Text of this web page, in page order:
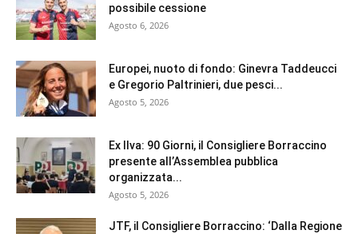
possibile cessione
Agosto 6, 2026
Europei, nuoto di fondo: Ginevra Taddeucci
e Gregorio Paltrinieri, due pesci...
Agosto 5, 2026
Ex Ilva: 90 Giorni, il Consigliere Borraccino
presente all’Assemblea pubblica
organizzata...
Agosto 5, 2026
JTF, il Consigliere Borraccino: ‘Dalla Regione